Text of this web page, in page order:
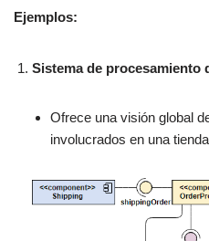
Ejemplos:
Sistema de procesamiento
Ofrece una visión global
involucrados en una